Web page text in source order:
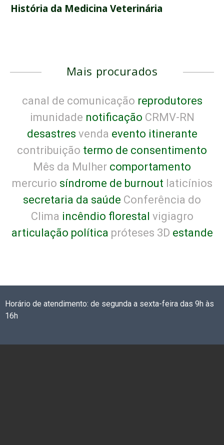
História da Medicina Veterinária
Mais procurados
canal de comunicação reprodutores
imunidade notificação CRMV-RN
desastres venda evento itinerante
contribuição termo de consentimento
Mês da Mulher comportamento
mercurio síndrome de burnout laticínios
secretaria da saúde Conferência do
Clima incêndio florestal vigiagro
articulação política próteses 3D estande
Horário de atendimento: de segunda a sexta-feira das 9h às
16h